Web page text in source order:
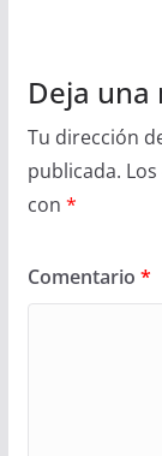
Deja una
Tu dirección
publicada.
con *
Comentario *